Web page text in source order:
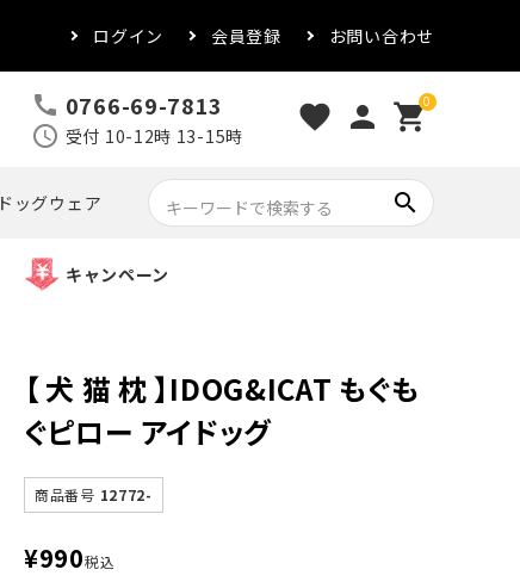
ログイン 会員登録 お問い合わせ
call 0766-69-7813
schedule 受付 10-12時 13-15時
favorite person 0
shopping_cart
ドッグウェア search
キャンペーン
【 犬 猫 枕 】IDOG&ICAT もぐも
ぐピロー アイドッグ
商品番号 12772-
¥990税込